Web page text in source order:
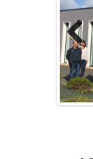
Previo
us